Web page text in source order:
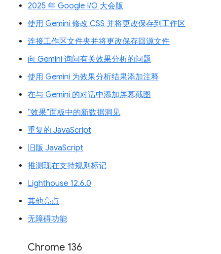
2025 年 Google I/O 大会版
使用 Gemini 修改 CSS 并将更改保存到工作区
连接工作区文件夹并将更改保存回源文件
向 Gemini 询问有关效果分析的问题
使用 Gemini 为效果分析结果添加注释
在与 Gemini 的对话中添加屏幕截图
“效果”面板中的新数据洞见
重复的 JavaScript
旧版 JavaScript
推测现在支持规则标记
Lighthouse 12.6.0
其他亮点
无障碍功能
Chrome 136